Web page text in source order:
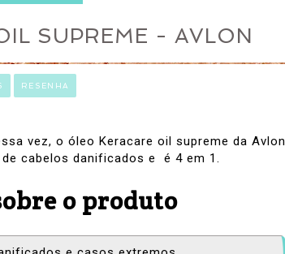
SUPREME - AVLON
RESENHA
vez, o óleo Keracare oil supreme da Avlon.
cabelos danificados e é 4 em 1.
o produto